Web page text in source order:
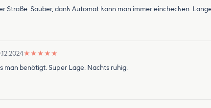
Straße. Sauber, dank Automat kann man immer einchecken.
★ ★ ★ ★ ★
man benötigt. Super Lage. Nachts ruhig.